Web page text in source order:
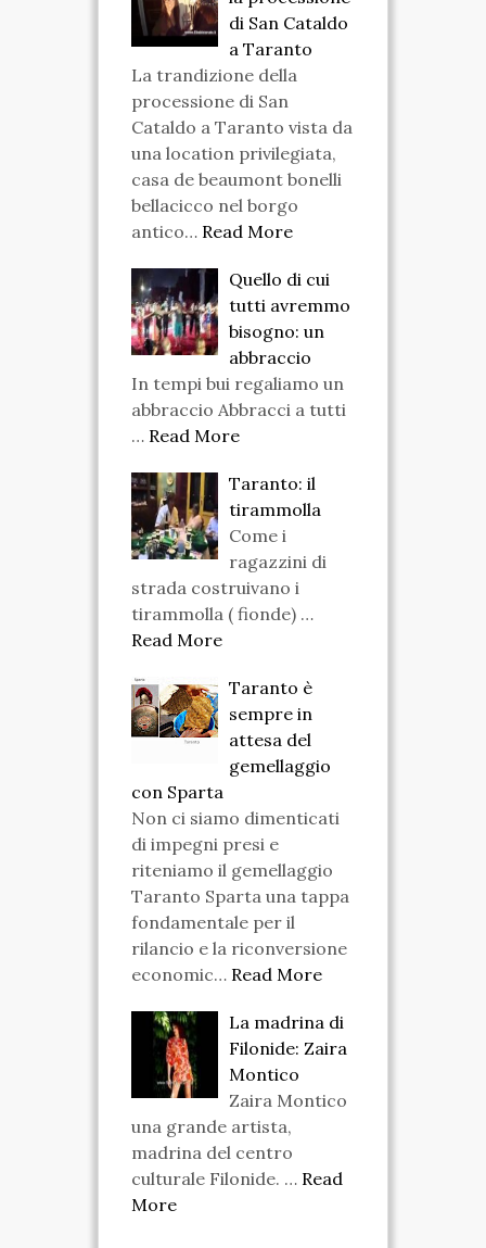
di San Cataldo
a Taranto
La trandizione della
processione di San
Cataldo a Taranto vista da
una location privilegiata,
casa de beaumont bonelli
bellacicco nel borgo
antico… Read More
Quello di cui
tutti avremmo
bisogno: un
abbraccio
In tempi bui regaliamo un
abbraccio Abbracci a tutti
… Read More
Taranto: il
tirammolla
Come i
ragazzini di
strada costruivano i
tirammolla ( fionde) …
Read More
Taranto è
sempre in
attesa del
gemellaggio
con Sparta
Non ci siamo dimenticati
di impegni presi e
riteniamo il gemellaggio
Taranto Sparta una tappa
fondamentale per il
rilancio e la riconversione
economic… Read More
La madrina di
Filonide: Zaira
Montico
Zaira Montico
una grande artista,
madrina del centro
culturale Filonide. … Read
More